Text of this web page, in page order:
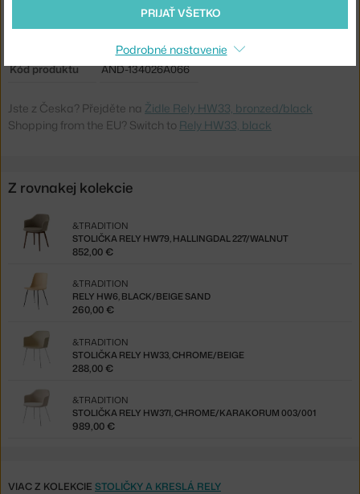
Jedálenská stolička
Kód produktu
AND-134026A066
Jste z Česka? Přejděte na Židle Rely HW33, bronzed/black
Shopping from the EU? Switch to Rely HW33, black
Z rovnakej kolekcie
STOLIČKA RELY HW79, HALLINGDAL 227/WALNUT
&TRADITION
852,00 €
RELY HW6, BLACK/BEIGE SAND
&TRADITION
260,00 €
STOLIČKA RELY HW33, CHROME/BEIGE
&TRADITION
288,00 €
STOLIČKA RELY HW37I, CHROME/KARAKORUM 003/001
&TRADITION
989,00 €
VIAC Z KOLEKCIE STOLIČKY A KRESLÁ RELY
PRIJAŤ VŠETKO
Podrobné nastavenie